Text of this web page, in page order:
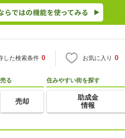
した検索条件 0 お気に入り 0
売る
売却
住みやすい街を探す
助成金
情報